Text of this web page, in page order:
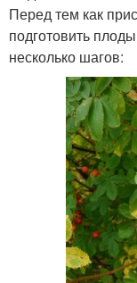
Перед тем как
подготовить
несколько шагов: